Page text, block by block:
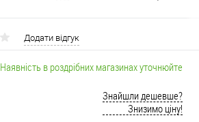
Додати відгук
Наявність в роздрібних магазинах уточнюйте
Знайшли дешевше?
Знизимо ціну!